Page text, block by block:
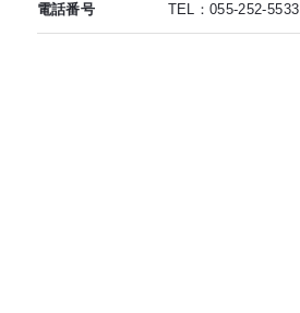
電話番号 TEL：055-252-5533